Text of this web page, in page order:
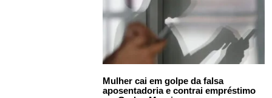
Mulher cai em golpe da falsa
aposentadoria e contrai empréstimo